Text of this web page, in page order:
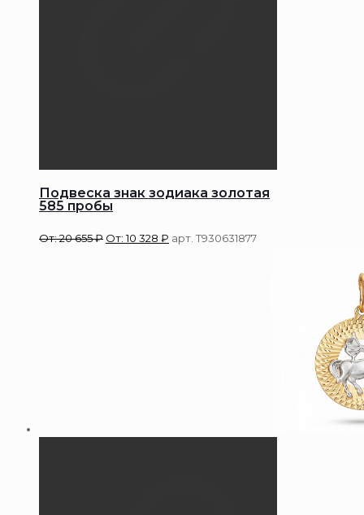
Подвеска знак зодиака золотая
585 пробы
От:20 655₽ От:10 328 ₽ арт. Т930631877